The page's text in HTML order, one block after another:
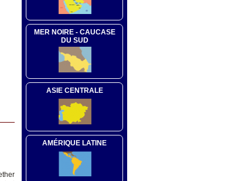
MER NOIRE - CAUCASE
DU SUD
ASIE CENTRALE
AMÉRIQUE LATINE